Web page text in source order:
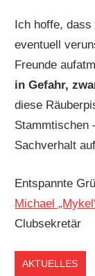
Ich hoffe,
eventuell
Freunde
in Gefahr,
diese
Stammtischen
Sachverhalt
Entspannte
Michael
Clubsekretär
AKTUELLES